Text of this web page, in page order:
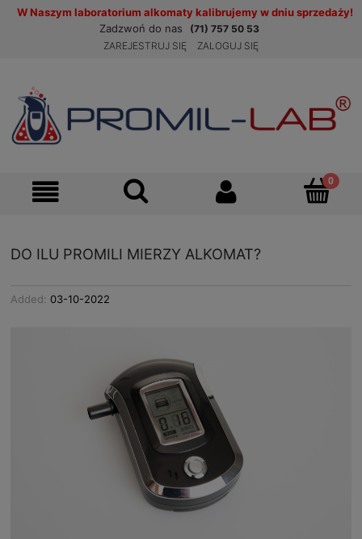
W Naszym laboratorium alkomaty kalibrujemy w dniu sprzedaży!
Zadzwoń do nas
(71) 757 50 53
ZAREJESTRUJ SIĘ
ZALOGUJ SIĘ
DO ILU PROMILI MIERZY ALKOMAT?
Added: 03-10-2022